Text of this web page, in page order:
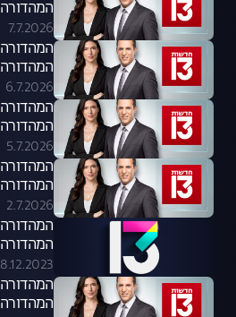
7.7.2026
6.7.2026
5.7.2026
2.7.2026